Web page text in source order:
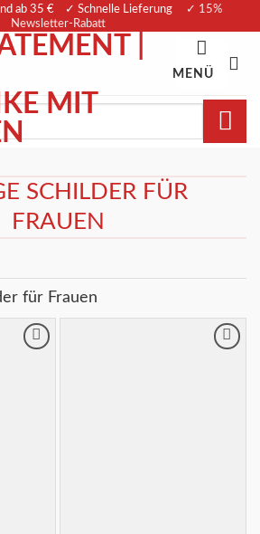
ab 35 € ✓ Schnelle Lieferung
✓ 15%
Newsletter-Rabatt
MENÜ
SCHILDER FÜR
FRAUEN
für Frauen
Merkliste Merkliste